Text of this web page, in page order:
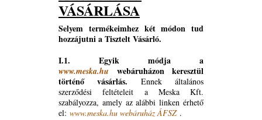
VÁSÁRLÁSA
Selyem termékeimhez két módon tud
hozzájutni a Tisztelt Vásárló.
I.1. Egyik módja a
www.meska.hu webáruházon keresztül
történő vásárlás. Ennek általános
szerződési feltételeit a Meska Kft.
szabályozza, amely az alábbi linken érhető
el: www.meska.hu webáruház ÁFSZ.